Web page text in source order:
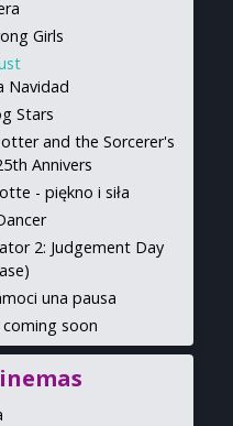
Girls
Navidad
Stars
and the Sorcerer's
Annivers
- piękno i siła
2: Judgement Day
una pausa
soon